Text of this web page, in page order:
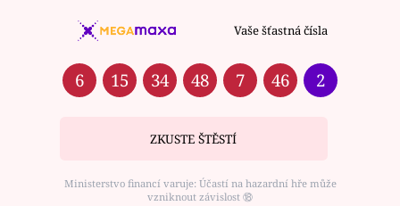
Vaše šťastná čísla
6 15 34 48 7 46 2
ZKUSTE ŠTĚSTÍ
Ministerstvo financí varuje: Účastí na hazardní hře může
vzniknout závislost ⑱